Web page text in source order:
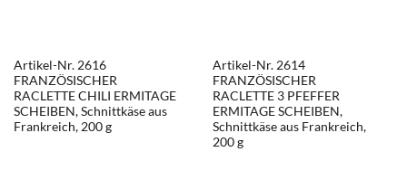
Artikel-Nr. 2616
FRANZÖSISCHER
RACLETTE CHILI ERMITAGE
SCHEIBEN, Schnittkäse aus
Frankreich, 200 g
Artikel-Nr. 2614
FRANZÖSISCHER
RACLETTE 3 PFEFFER
ERMITAGE SCHEIBEN,
Schnittkäse aus Frankreich,
200 g